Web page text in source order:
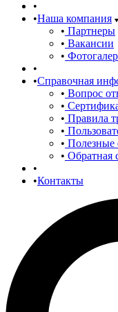
Наша компания
Партнеры
Вакансии
Справочная
Вопрос
Правила
Полезные
Обратная
Контакты